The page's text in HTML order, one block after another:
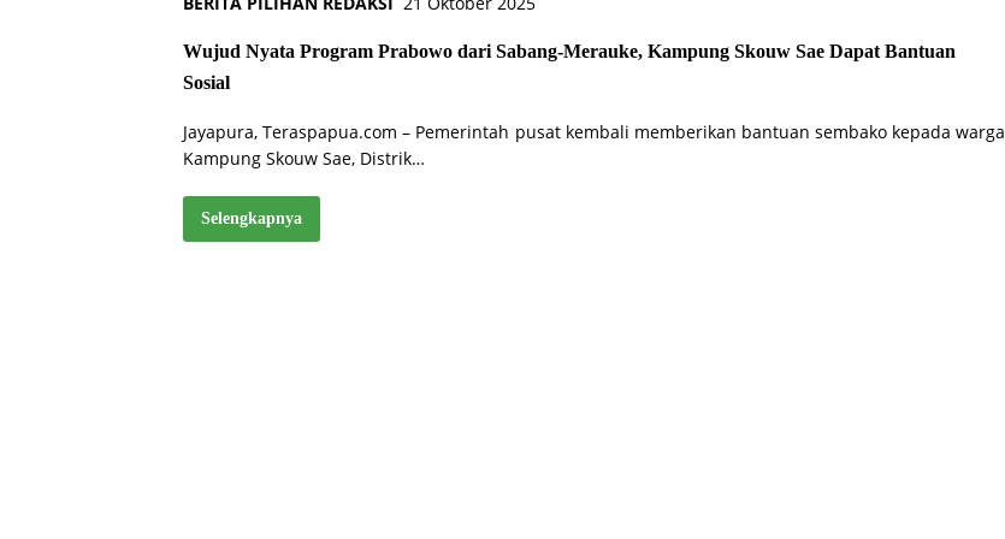
Wujud Nyata Program Prabowo dari Sabang-Merauke, Kampung Skouw Sae Dapat Bantuan
Sosial
Jayapura, Teraspapua.com – Pemerintah pusat kembali memberikan bantuan sembako kepada warga
Kampung Skouw Sae, Distrik…
Selengkapnya